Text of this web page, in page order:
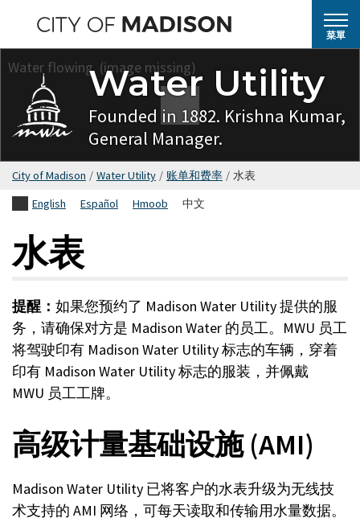
到
主
容
菜單
Water Utility
Founded in 1882. Krishna Kumar,
General Manager.
City of Madison / Water Utility / 账单和费率 / 水表
English
Español Hmoob 中文
水表
提醒： 如果您预约了 Madison Water Utility 提供的服
务，请确保对方是 Madison Water 的员工。MWU 员工
将驾驶印有 Madison Water Utility 标志的车辆，穿着
印有 Madison Water Utility 标志的服装，并佩戴
MWU 员工工牌。
高级计量基础设施 (AMI)
Madison Water Utility 已将客户的水表升级为无线技
术支持的 AMI 网络，可每天读取和传输用水量数据。